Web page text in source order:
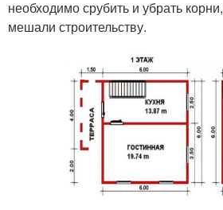
необходимо срубить и убрать
мешали строительству.